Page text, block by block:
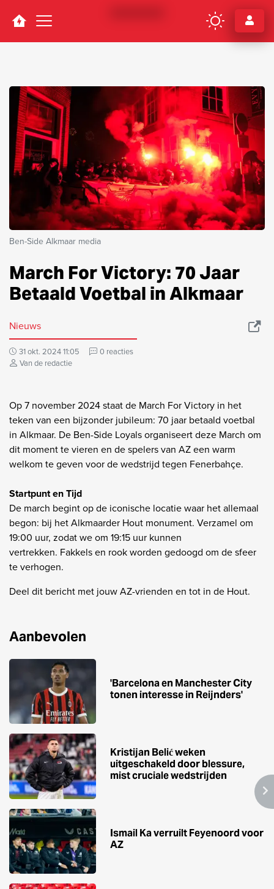
Navigation
Ben-Side Alkmaar media
March For Victory: 70 Jaar
Betaald Voetbal in Alkmaar
Nieuws
31 okt. 2024 11:05
0 reacties
Van de redactie
Op 7 november 2024 staat de March For Victory in het
teken van een bijzonder jubileum: 70 jaar betaald voetbal
in Alkmaar. De Ben-Side Loyals organiseert deze March om
dit moment te vieren en de spelers van AZ een warm
welkom te geven voor de wedstrijd tegen Fenerbahçe.
Startpunt en Tijd
De march begint op de iconische locatie waar het allemaal
begon: bij het Alkmaarder Hout monument. Verzamel om
19:00 uur, zodat we om 19:15 uur kunnen
vertrekken. Fakkels en rook worden gedoogd om de sfeer
te verhogen.
Deel dit bericht met jouw AZ-vrienden en tot in de Hout.
Aanbevolen
'Barcelona en Manchester City
tonen interesse in Reijnders'
Kristijan Belić weken
uitgeschakeld door blessure,
mist cruciale wedstrijden
Ismail Ka verruilt Feyenoord voor
AZ